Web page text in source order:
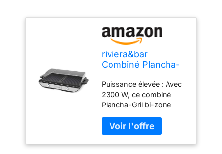
riviera&bar
Combiné Plancha-
2300W, Surface de
Cuisson 53,5x33
cm - Plaques Fonte
d'Aluminium
Antiadhésives,
Plaque Réversible -
Compatible Lave-
Puissance élevée : Avec
2300 W, ce combiné
Plancha-Gril bi-zone
température rapide et
une cuisson homogène.
Idéal pour préparer